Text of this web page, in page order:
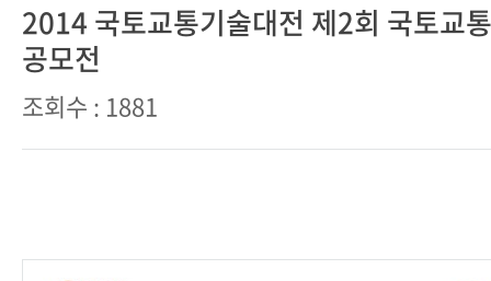
2014 국토교통기술대전 제2회 국토교
공모전
조회수 : 1881